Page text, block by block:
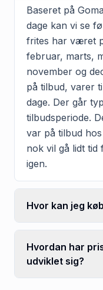
Baseret på
dage kan vi se
frites har været
februar, marts,
november og
på tilbud, varer
dage. Der går
tilbudsperiode.
var på tilbud
nok vil gå lidt tid
igen.
Hvor kan jeg
Hvordan har
udviklet sig?